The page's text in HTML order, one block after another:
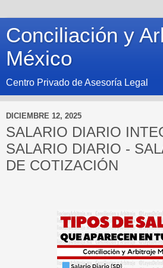
Conciliación y
México
Centro Privado de Asesoría Legal
DICIEMBRE 12, 2025
SALARIO DIARIO
SALARIO DIARIO -
DE COTIZACIÓN